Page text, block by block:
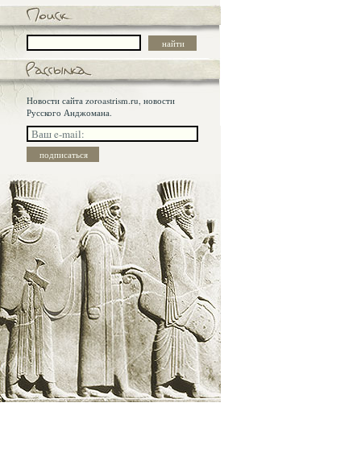
Новости сайта zoroastrism.ru, новости
Русского Анджомана.